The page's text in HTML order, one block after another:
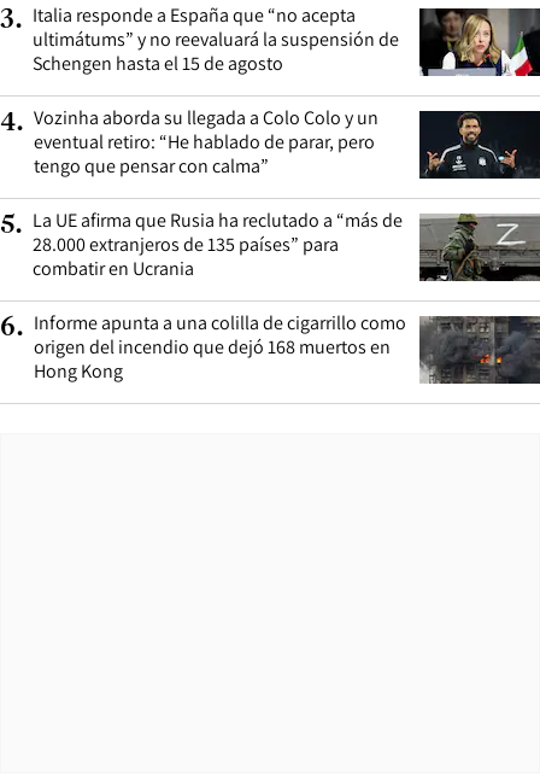
3. Italia responde a España que “no acepta
ultimátums” y no reevaluará la suspensión de
Schengen hasta el 15 de agosto
4. Vozinha aborda su llegada a Colo Colo y un
eventual retiro: “He hablado de parar, pero
tengo que pensar con calma”
5. La UE afirma que Rusia ha reclutado a “más de
28.000 extranjeros de 135 países” para
combatir en Ucrania
6. Informe apunta a una colilla de cigarrillo como
origen del incendio que dejó 168 muertos en
Hong Kong